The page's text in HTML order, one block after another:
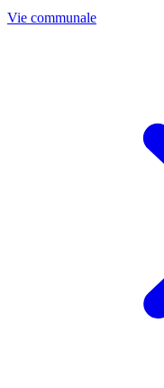
Vie communale